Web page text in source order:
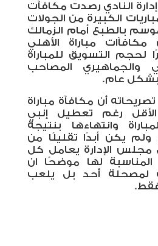
النادي رصدت مكافآت
الكبيرة من الجولات
بالطبع أمام الزمالك
مكافآات مباراة الأهلي
لحجم التسويق للمباراة
والجماهيري المصاحب
بشكل عام.
أن مكافآة مباراة
الأقل رغم تعطيل إنبي
وانتهاءها بنتيجة
ولم يكن أبدًا تقليلًا من
مجلس الإدارة يعامل كل
المناسبة لها موضحًا ان
لمصحلة أحد بل يلعب